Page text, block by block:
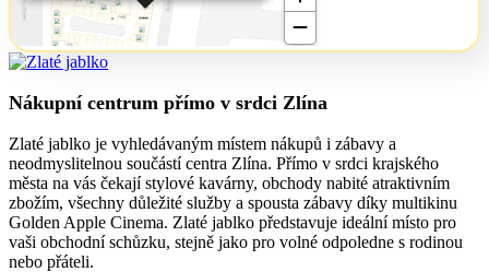
Nákupní centrum přímo v srdci Zlína
Zlaté jablko je vyhledávaným místem nákupů i zábavy a
neodmyslitelnou součástí centra Zlína. Přímo v srdci krajského
města na vás čekají stylové kavárny, obchody nabité atraktivním
zbožím, všechny důležité služby a spousta zábavy díky multikinu
Golden Apple Cinema. Zlaté jablko představuje ideální místo pro
vaši obchodní schůzku, stejně jako pro volné odpoledne s rodinou
nebo přáteli.